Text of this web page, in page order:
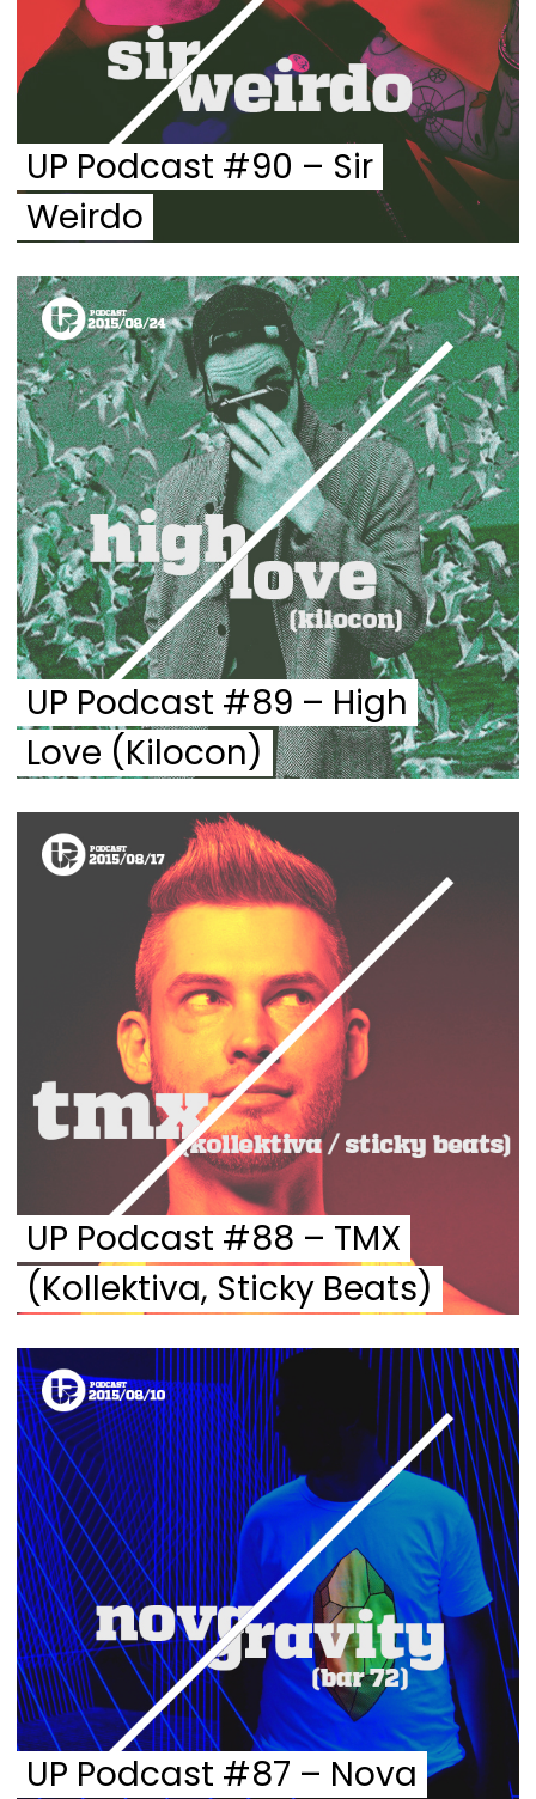
UP Podcast #90 – Sir
Weirdo
UP Podcast #89 – High
Love (Kilocon)
UP Podcast #88 – TMX
(Kollektiva, Sticky Beats)
UP Podcast #87 – Nova